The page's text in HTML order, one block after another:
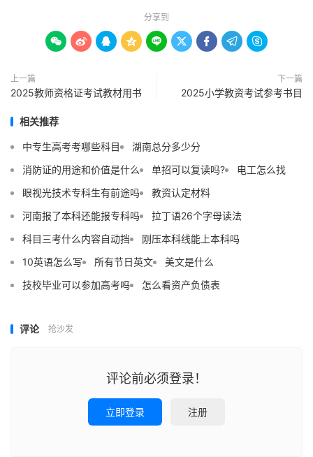
分享到
        
上一篇
2025教师资格证考试教材用书
下一篇
2025小学教资考试参考书目
相关推荐
中专生高考考哪些科目
湖南总分多少分
消防证的用途和价值是什么
单招可以复读吗?
电工怎么找
眼视光技术专科生有前途吗
教资认定材料
河南报了本科还能报专科吗
拉丁语26个字母读法
科目三考什么内容自动挡
刚压本科线能上本科吗
10英语怎么写
所有节日英文
美文是什么
技校毕业可以参加高考吗
怎么看资产负债表
评论 抢沙发
评论前必须登录！
立即登录 注册